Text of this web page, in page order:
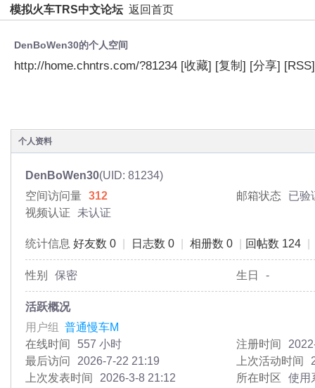
模拟火车TRS中文论坛 返回首页
DenBoWen30的个人空间
http://home.chntrs.com/?81234 [收藏] [复制] [分享] [RSS]
个人资料
DenBoWen30(UID: 81234)
空间访问量 312 邮箱状态
已验
视频认证
未认证
统计信息 好友数 0 日志数 0 相册数 0 回帖数 124
性别 保密 生日 -
活跃概况
用户组 普通慢车M
在线时间
557 小时 注册时间
最后访问
2026-7-22 21:19 上次活动时间
上次发表时间
2026-3-8 21:12 所在时区 使用